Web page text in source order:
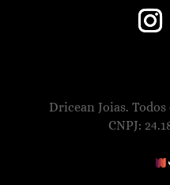
Dricean Joias.
CNPJ: